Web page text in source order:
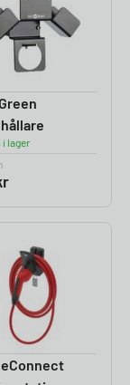
i lager
eConnect